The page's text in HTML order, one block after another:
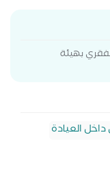
بهيئة
داخل العيادة